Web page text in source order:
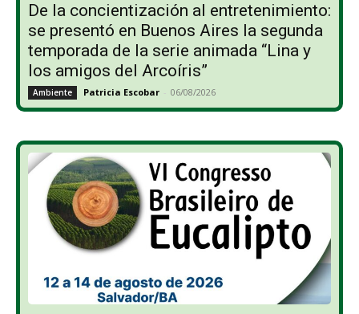
De la concientización al entretenimiento:
se presentó en Buenos Aires la segunda
temporada de la serie animada “Lina y
los amigos del Arcoíris”
Ambiente Patricia Escobar - 06/08/2026